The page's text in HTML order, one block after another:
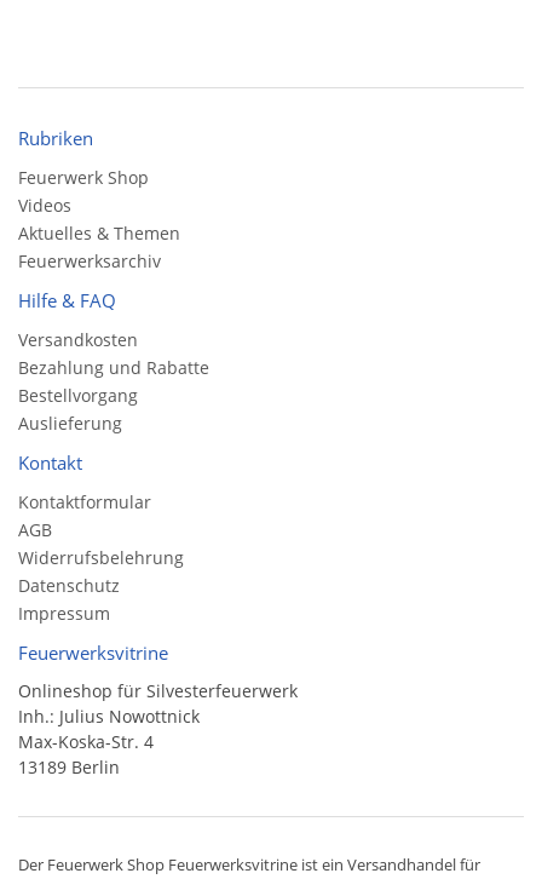
Rubriken
Feuerwerk Shop
Videos
Aktuelles & Themen
Feuerwerksarchiv
Hilfe & FAQ
Versandkosten
Bezahlung und Rabatte
Bestellvorgang
Auslieferung
Kontakt
Kontaktformular
AGB
Widerrufsbelehrung
Datenschutz
Impressum
Feuerwerksvitrine
Onlineshop für Silvesterfeuerwerk
Inh.: Julius Nowottnick
Max-Koska-Str. 4
13189 Berlin
Der Feuerwerk Shop Feuerwerksvitrine ist ein Versandhandelfür